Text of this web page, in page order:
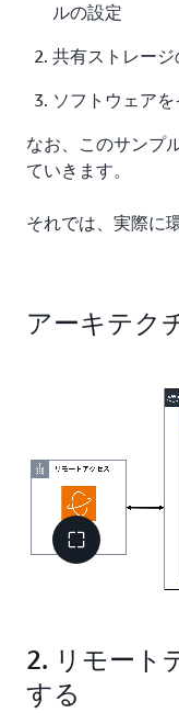
ルの設定
共有ストレージ
ソフトウェア
なお、このサンプ
ていきます。
それでは、実際に
アーキテク
2. リモート
する